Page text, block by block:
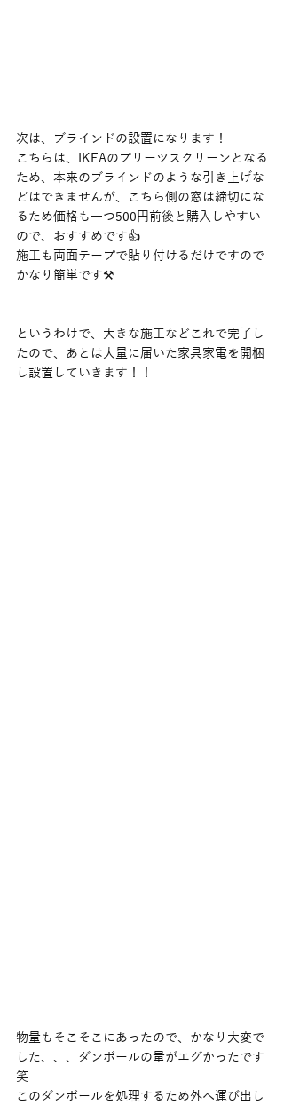
次は、ブラインドの設置になります！
こちらは、IKEAのプリーツスクリーンとなる
ため、本来のブラインドのような引き上げな
どはできませんが、こちら側の窓は締切にな
るため価格も一つ500円前後と購入しやすい
ので、おすすめです👍
施工も両面テープで貼り付けるだけですので
かなり簡単です⚒️
というわけで、大きな施工などこれで完了し
たので、あとは大量に届いた家具家電を開梱
し設置していきます！！
物量もそこそこにあったので、かなり大変で
した、、、ダンボールの量がエグかったです
笑
このダンボールを処理するため外へ運び出し